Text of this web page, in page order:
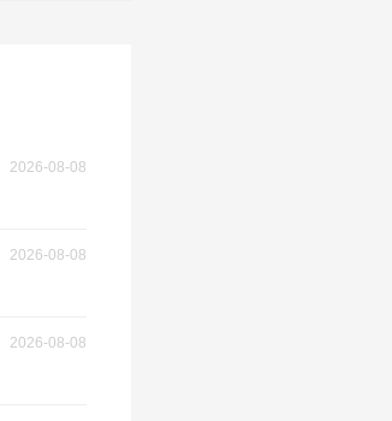
2026-08-08
2026-08-08
2026-08-08